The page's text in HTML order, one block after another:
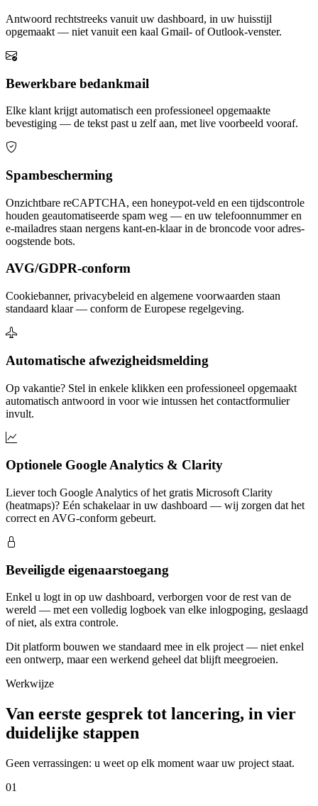
Antwoord rechtstreeks vanuit uw dashboard, in uw huisstijl
opgemaakt — niet vanuit een kaal Gmail- of Outlook-venster.
Bewerkbare bedankmail
Elke klant krijgt automatisch een professioneel opgemaakte
bevestiging — de tekst past u zelf aan, met live voorbeeld vooraf.
Spambescherming
Onzichtbare reCAPTCHA, een honeypot-veld en een tijdscontrole
houden geautomatiseerde spam weg — en uw telefoonnummer en
e-mailadres staan nergens kant-en-klaar in de broncode voor adres-
oogstende bots.
AVG/GDPR-conform
Cookiebanner, privacybeleid en algemene voorwaarden staan
standaard klaar — conform de Europese regelgeving.
Automatische afwezigheidsmelding
Op vakantie? Stel in enkele klikken een professioneel opgemaakt
automatisch antwoord in voor wie intussen het contactformulier
invult.
Optionele Google Analytics & Clarity
Liever toch Google Analytics of het gratis Microsoft Clarity
(heatmaps)? Eén schakelaar in uw dashboard — wij zorgen dat het
correct en AVG-conform gebeurt.
Beveiligde eigenaarstoegang
Enkel u logt in op uw dashboard, verborgen voor de rest van de
wereld — met een volledig logboek van elke inlogpoging, geslaagd
of niet, als extra controle.
Dit platform bouwen we standaard mee in elk project — niet enkel
een ontwerp, maar een werkend geheel dat blijft meegroeien.
Werkwijze
Van eerste gesprek tot lancering, in vier
duidelijke stappen
Geen verrassingen: u weet op elk moment waar uw project staat.
01